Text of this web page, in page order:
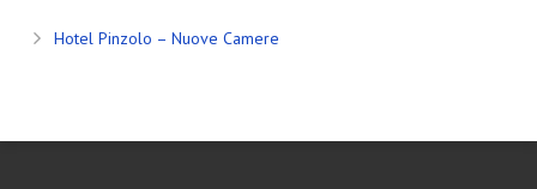
Hotel Pinzolo – Nuove Camere